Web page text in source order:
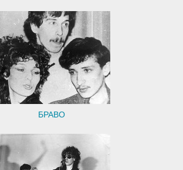
БРАВО